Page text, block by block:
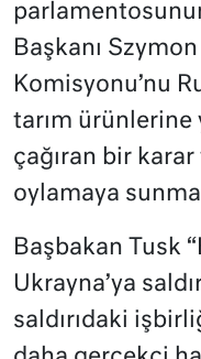
Başkanı
Komisyonu’nu
tarım ürünlerine
çağıran bir karar
oylamaya
Başbakan Tusk
Ukrayna’ya
saldırıdaki